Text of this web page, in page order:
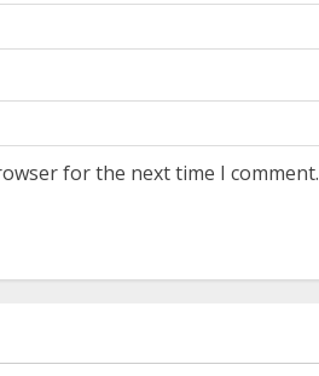
for the next time I comment.